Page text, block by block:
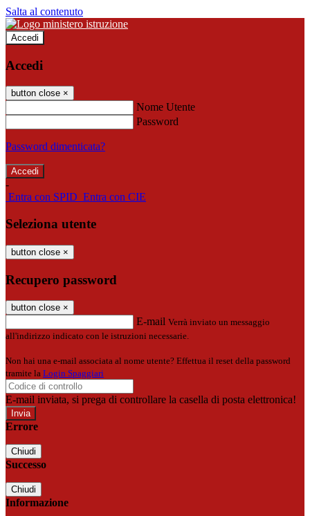
Salta al contenuto
Accedi
Accedi
button close ×
Nome Utente
Password
Password dimenticata?
-
Entra con SPID Entra con CIE
Seleziona utente
button close ×
Recupero password
button close ×
E-mail Verrà inviato un messaggio
all'indirizzo indicato con le istruzioni necessarie.
Non hai una e-mail associata al nome utente? Effettua il reset della password
tramite la Login Spaggiari
E-mail inviata, si prega di controllare la casella di posta elettronica!
Errore
Chiudi
Successo
Chiudi
Informazione